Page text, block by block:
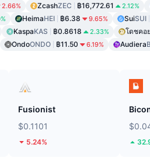
2.66% ZcashZEC ฿16,772.61 2.12%
HeimaHEI ฿6.38 9.65% SuiSUI
KaspaKAS ฿0.8618 2.33% โดชคอ
OndoONDO ฿11.50 6.19% Audiera
Fusionist
$0.1101
5.24%